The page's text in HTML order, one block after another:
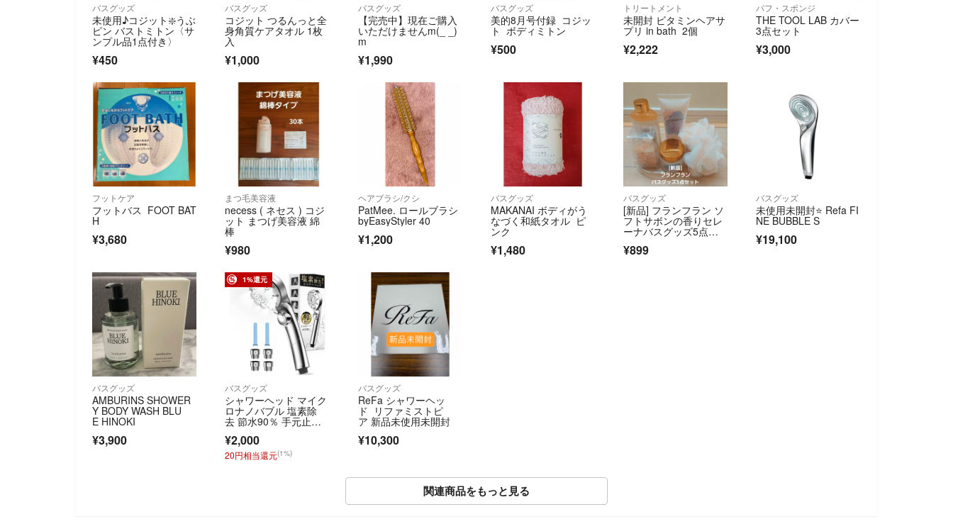
バスグッズ
未使用♪コジット❇️うぶ
ピン バストミトン〈サ
ンプル品1点付き〉
¥450
バスグッズ
コジット つるんっと全
身角質ケアタオル 1枚
入
¥1,000
バスグッズ
【完売中】現在ご購入
いただけませんm(_ _)
m
¥1,990
バスグッズ
美的8月号付録 コジッ
ト ボディミトン
¥500
トリートメント
未開封 ビタミンヘアサ
プリ in bath 2個
¥2,222
パフ・スポンジ
THE TOOL LAB カバー
3点セット
¥3,000
フットケア
フットバス FOOT BAT
H
¥3,680
まつ毛美容液
necess ( ネセス ) コジ
ット まつげ美容液 綿
棒
¥980
ヘアブラシ/クシ
PatMee. ロールブラシ
byEasyStyler 40
¥1,200
バスグッズ
MAKANAI ボディがう
なづく和紙タオル ピ
ンク
¥1,480
バスグッズ
[新品] フランフラン ソ
フトサボンの香りセレ
ーナバスグッズ5点セ
¥899
バスグッズ
未使用未開封⭐️ Refa FI
NE BUBBLE S
¥19,100
バスグッズ
AMBURINS SHOWER
Y BODY WASH BLU
E HINOKI
¥3,900
1%還元
バスグッズ
シャワーヘッド マイク
ロナノバブル 塩素除
去 節水90％ 手元止
¥2,000
20円相当還元(1%)
バスグッズ
ReFa シャワーヘッ
ド リファミストピ
ア 新品未使用未開封
¥10,300
関連商品をもっと見る